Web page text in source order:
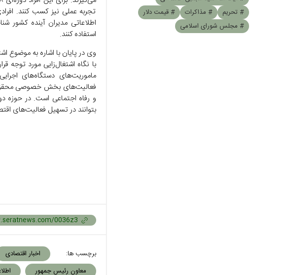
تجربه عملی نیز کسب کنند.
اطلاعاتی مدیران آینده کشور
استفاده کنند.
وی در پایان با اشاره به
با نگاه اشتغال‌زایی مورد توجه
ماموریت‌های دستگاه‌های
فعالیت‌های بخش خصوصی محقق
و رفاه اجتماعی است. در حوزه
بتوانند در تسهیل فعالیت‌های
برچسب ها: اخبار اقتصادی
معاون رئیس جمهور
# تحریم
# مذاکرات
# قیمت دلار
# مجلس شورای اسلامی